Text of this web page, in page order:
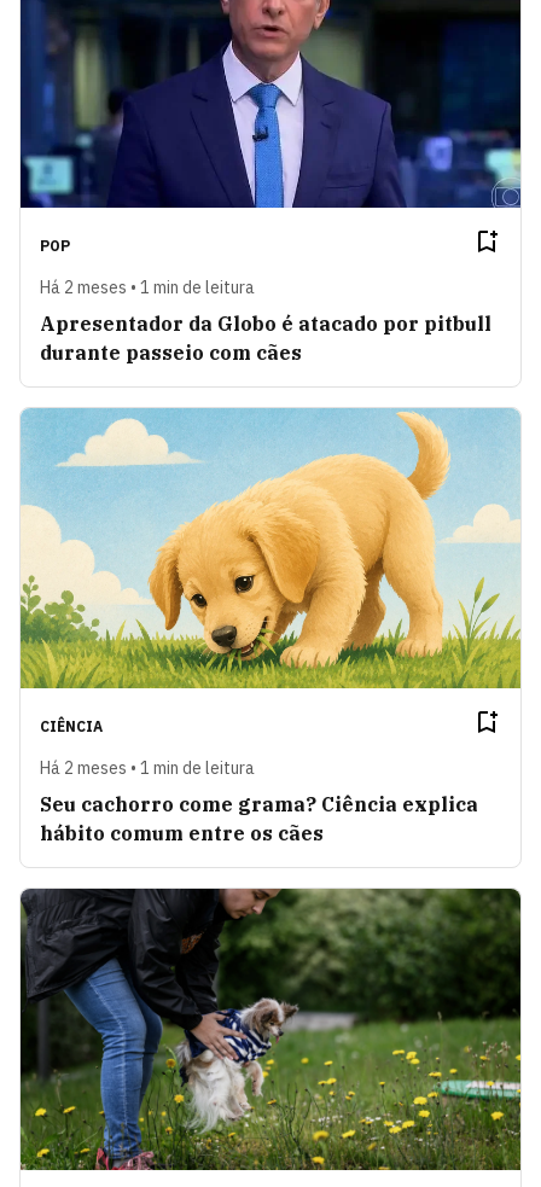
POP
Há 2 meses • 1 min de leitura
Apresentador da Globo é atacado por pitbull
durante passeio com cães
CIÊNCIA
Há 2 meses • 1 min de leitura
Seu cachorro come grama? Ciência explica
hábito comum entre os cães